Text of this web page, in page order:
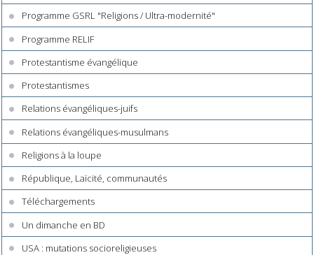
Programme GSRL "Religions / Ultra-modernité"
Programme RELIF
Protestantisme évangélique
Protestantismes
Relations évangéliques-juifs
Relations évangéliques-musulmans
Religions à la loupe
République, Laïcité, communautés
Téléchargements
Un dimanche en BD
USA : mutations socioreligieuses